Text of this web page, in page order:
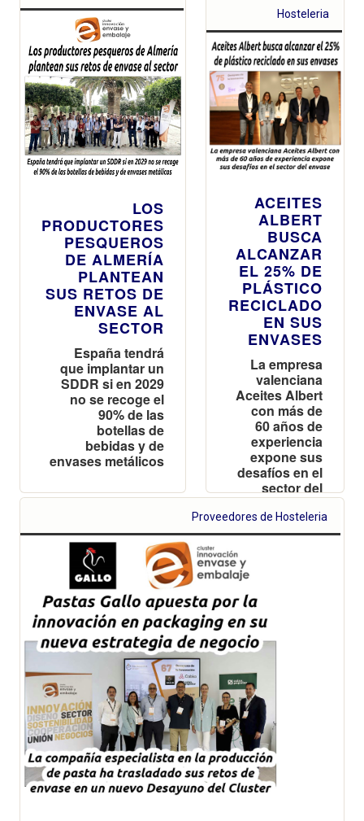
LOS
PRODUCTORES
PESQUEROS
DE ALMERÍA
PLANTEAN
SUS RETOS DE
ENVASE AL
SECTOR
España tendrá
que implantar un
SDDR si en 2029
no se recoge el
90% de las
botellas de
bebidas y de
envases metálicos
Hosteleria
ACEITES
ALBERT
BUSCA
ALCANZAR
EL 25% DE
PLÁSTICO
RECICLADO
EN SUS
ENVASES
La empresa
valenciana
Aceites Albert
con más de
60 años de
experiencia
expone sus
desafíos en el
sector del
envase
Proveedores de Hosteleria